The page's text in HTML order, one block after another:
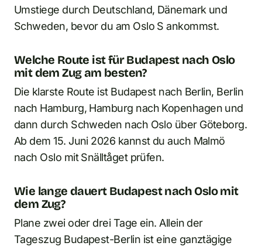
Umstiege durch Deutschland, Dänemark und
Schweden, bevor du am Oslo S ankommst.
Welche Route ist für Budapest nach Oslo
mit dem Zug am besten?
Die klarste Route ist Budapest nach Berlin, Berlin
nach Hamburg, Hamburg nach Kopenhagen und
dann durch Schweden nach Oslo über Göteborg.
Ab dem 15. Juni 2026 kannst du auch Malmö
nach Oslo mit Snälltåget prüfen.
Wie lange dauert Budapest nach Oslo mit
dem Zug?
Plane zwei oder drei Tage ein. Allein der
Tageszug Budapest-Berlin ist eine ganztägige